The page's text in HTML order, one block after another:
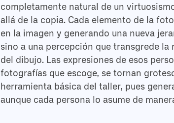
completamente natural de un
allá de la copia. Cada elemento de la
en la imagen y generando una nueva
sino a una percepción que transgrede
del dibujo. Las expresiones de esos
fotografías que escoge, se tornan
herramienta básica del taller, pues
aunque cada persona lo asume de